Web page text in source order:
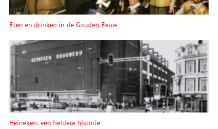
Eten en drinken in de Gouden Eeuw
Heineken: een heldere historie